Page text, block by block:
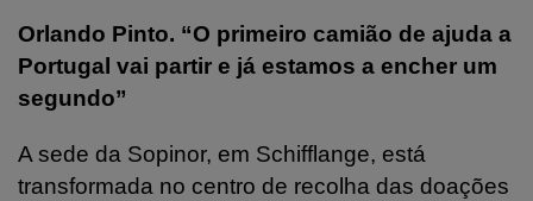
Orlando Pinto. “O primeiro camião de ajuda a
Portugal vai partir e já estamos a encher um
segundo”
A sede da Sopinor, em Schifflange, está
transformada no centro de recolha das doações